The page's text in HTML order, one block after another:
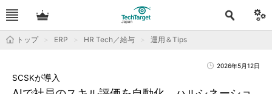
トップ ERP HR Tech／給与 運用＆Tips
2026年5月12日
SCSKが導入